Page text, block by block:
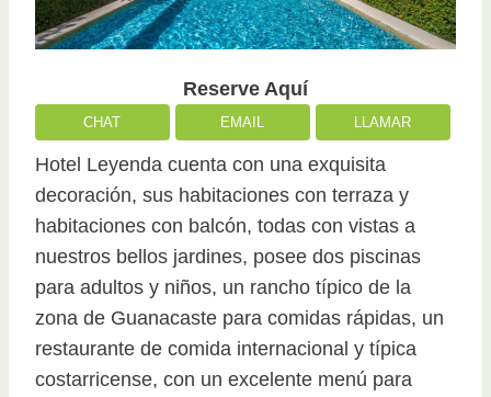
Reserve Aquí
CHAT EMAIL LLAMAR
Hotel Leyenda cuenta con una exquisita
decoración, sus habitaciones con terraza y
habitaciones con balcón, todas con vistas a
nuestros bellos jardines, posee dos piscinas
para adultos y niños, un rancho típico de la
zona de Guanacaste para comidas rápidas, un
restaurante de comida internacional y típica
costarricense, con un excelente menú para